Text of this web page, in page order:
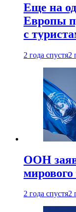
Еще на
Европы
с
2 года спустя2
ООН
мирового
2 года спустя2